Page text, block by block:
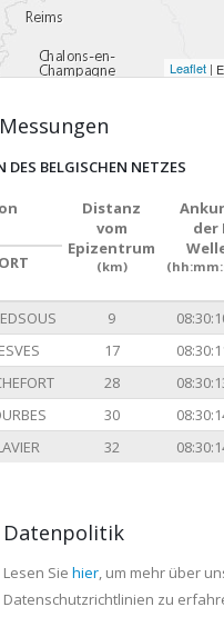
Leaflet |
DES BELGISCHEN NETZES
Distanz
vom
Epizentrum
(km)
der
ORT
9
17
28
30
32
Datenpolitik
Lesen Sie hier, um mehr über
Datenschutzrichtlinien zu